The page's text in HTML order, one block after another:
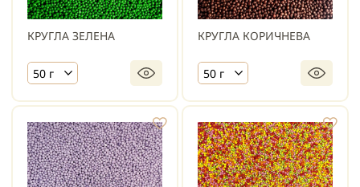
КРУГЛА ЗЕЛЕНА
50 г
КРУГЛА КОРИЧНЕВА
50 г